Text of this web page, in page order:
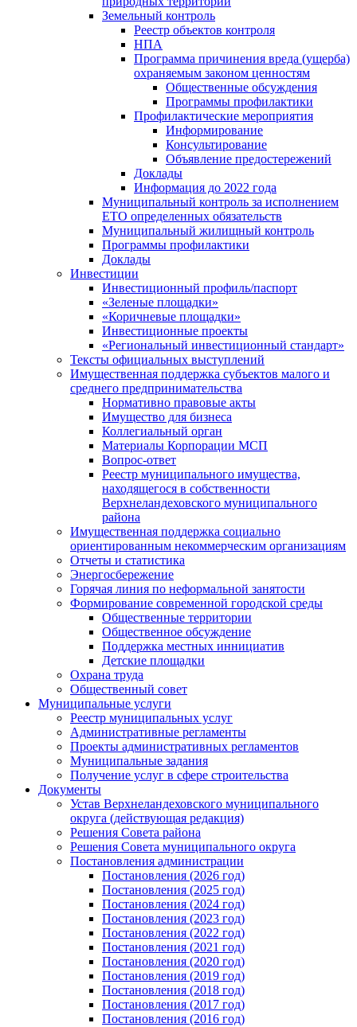
Земельный контроль
Реестр объектов контроля
НПА
Программа причинения вреда (ущерба)
охраняемым законом ценностям
Общественные обсуждения
Программы профилактики
Профилактические мероприятия
Информирование
Консультирование
Объявление предостережений
Доклады
Информация до 2022 года
Муниципальный контроль за исполнением
ЕТО определенных обязательств
Муниципальный жилищный контроль
Программы профилактики
Доклады
Инвестиции
Инвестиционный профиль/паспорт
«Зеленые площадки»
«Коричневые площадки»
Инвестиционные проекты
«Региональный инвестиционный стандарт»
Тексты официальных выступлений
Имущественная поддержка субъектов малого и
среднего предпринимательства
Нормативно правовые акты
Имущество для бизнеса
Коллегиальный орган
Материалы Корпорации МСП
Вопрос-ответ
Реестр муниципального имущества,
находящегося в собственности
Верхнеландеховского муниципального
района
Имущественная поддержка социально
ориентированным некоммерческим организациям
Отчеты и статистика
Энергосбережение
Горячая линия по неформальной занятости
Формирование современной городской среды
Общественные территории
Общественное обсуждение
Поддержка местных иннициатив
Детские площадки
Охрана труда
Общественный совет
Муниципальные услуги
Реестр муниципальных услуг
Административные регламенты
Проекты административных регламентов
Муниципальные задания
Получение услуг в сфере строительства
Документы
Устав Верхнеландеховского муниципального
округа (действующая редакция)
Решения Совета района
Решения Совета муниципального округа
Постановления администрации
Постановления (2026 год)
Постановления (2025 год)
Постановления (2024 год)
Постановления (2023 год)
Постановления (2022 год)
Постановления (2021 год)
Постановления (2020 год)
Постановления (2019 год)
Постановления (2018 год)
Постановления (2017 год)
Постановления (2016 год)